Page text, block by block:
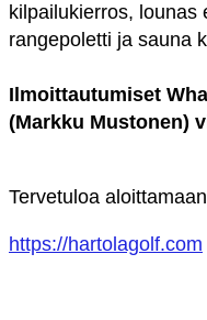
kilpailukierros, lounas
rangepoletti ja sauna
Ilmoittautumiset
(Markku Mustonen)
Tervetuloa
https://hartolagolf.com